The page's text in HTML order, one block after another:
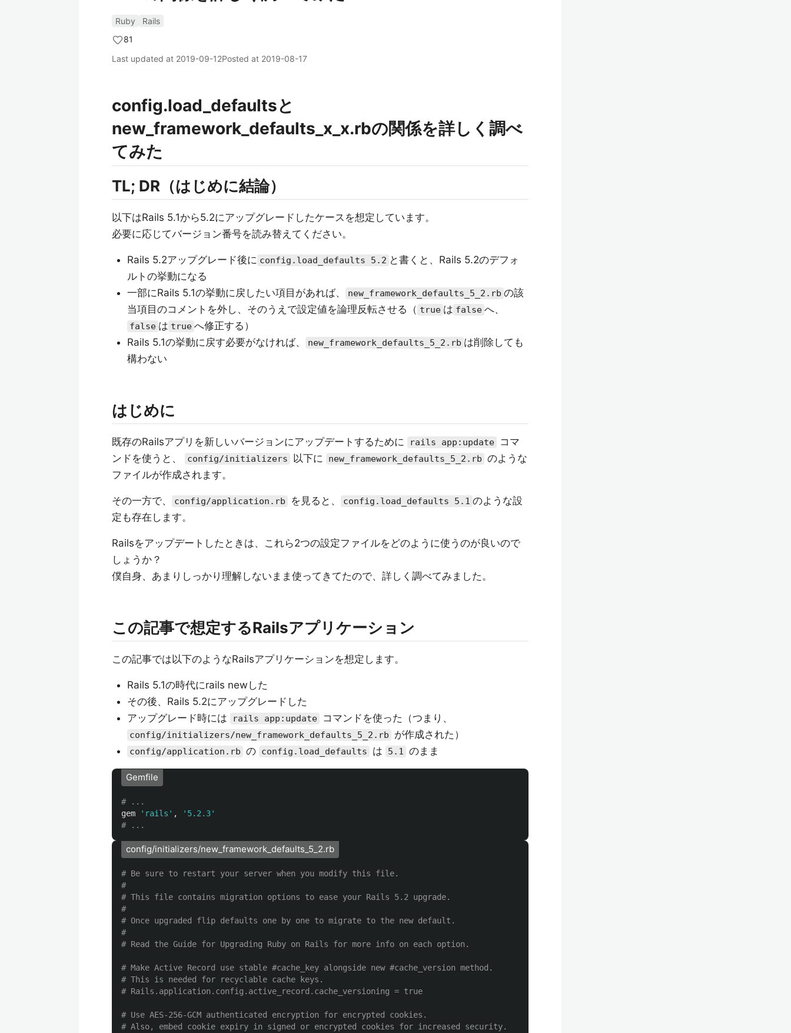
Ruby
Rails
81
Last updated at 2019-09-12Posted at 2019-08-17
config.load_defaultsと
new_framework_defaults_x_x.rbの関係を詳しく調べ
てみた
TL; DR（はじめに結論）
以下はRails 5.1から5.2にアップグレードしたケースを想定しています。
必要に応じてバージョン番号を読み替えてください。
Rails 5.2アップグレード後に config.load_defaults 5.2 と書くと、Rails 5.2のデフォ
ルトの挙動になる
一部にRails 5.1の挙動に戻したい項目があれば、
new_framework_defaults_5_2.rb の該
当項目のコメントを外し、そのうえで設定値を論理反転させる（ true は false へ、
false は true へ修正する）
Rails 5.1の挙動に戻す必要がなければ、
new_framework_defaults_5_2.rb は削除しても
構わない
はじめに
既存のRailsアプリを新しいバージョンにアップデートするために rails app:update
コマ
ンドを使うと、
config/initializers 以下に new_framework_defaults_5_2.rb のような
ファイルが作成されます。
その一方で、 config/application.rb を見ると、 config.load_defaults 5.1 のような設
定も存在します。
Railsをアップデートしたときは、これら2つの設定ファイルをどのように使うのが良いので
しょうか？
僕自身、あまりしっかり理解しないまま使ってきてたので、詳しく調べてみました。
この記事で想定するRailsアプリケーション
この記事では以下のようなRailsアプリケーションを想定します。
Rails 5.1の時代にrails newした
その後、Rails 5.2にアップグレードした
アップグレード時には
rails app:update コマンドを使った（つまり、
config/initializers/new_framework_defaults_5_2.rb が作成された）
config/application.rb の config.load_defaults は 5.1 のまま
Gemfile
# ...
gem
'rails' ,
'5.2.3'
# ...
config/initializers/new_framework_defaults_5_2.rb
# Be sure to restart your server when you modify this file.
#
# This file contains migration options to ease your Rails 5.2 upgrade.
#
# Once upgraded flip defaults one by one to migrate to the new default.
#
# Read the Guide for Upgrading Ruby on Rails for more info on each option.
# Make Active Record use stable #cache_key alongside new #cache_version method.
# This is needed for recyclable cache keys.
# Rails.application.config.active_record.cache_versioning = true
# Use AES-256-GCM authenticated encryption for encrypted cookies.
# Also, embed cookie expiry in signed or encrypted cookies for increased security.